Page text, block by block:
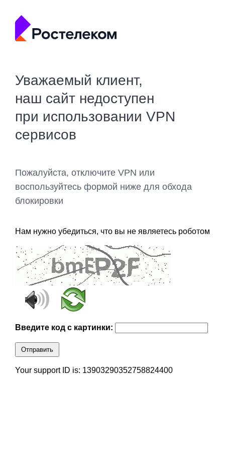
Уважаемый клиент,
наш сайт недоступен
при использовании VPN
сервисов
Пожалуйста, отключите VPN или
воспользуйтесь формой ниже для обхода
блокировки
Нам нужно убедиться, что вы не являетесь роботом
Введите код с картинки:
Отправить
Your support ID is: 13903290352758824400